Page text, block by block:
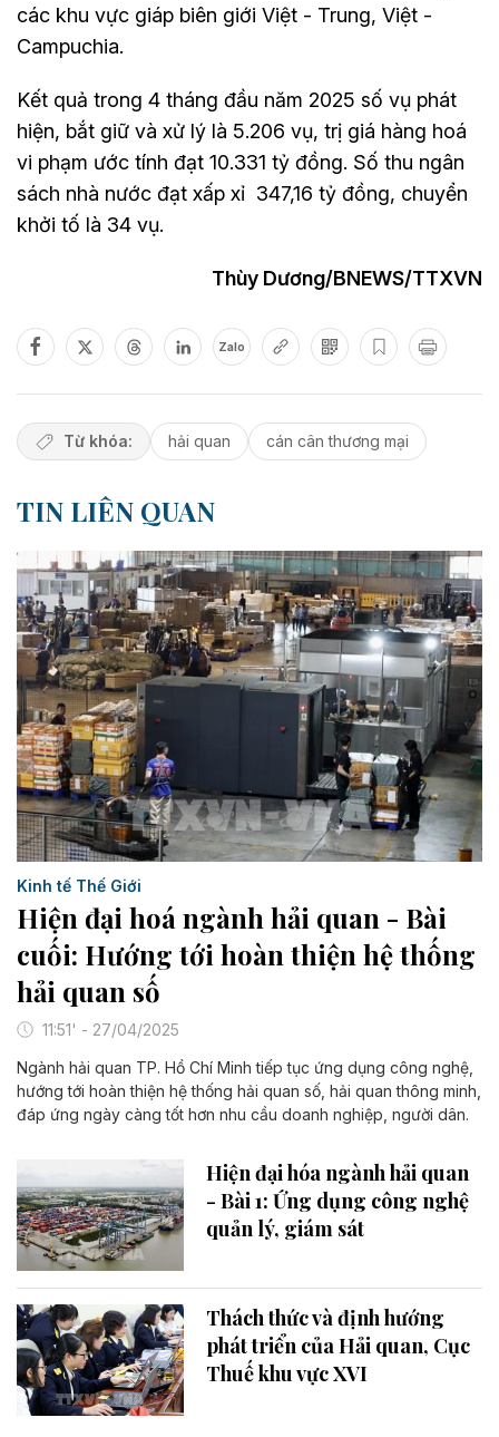
các khu vực giáp biên giới Việt - Trung, Việt -
Campuchia.
Kết quả trong 4 tháng đầu năm 2025 số vụ phát
hiện, bắt giữ và xử lý là 5.206 vụ, trị giá hàng hoá
vi phạm ước tính đạt 10.331 tỷ đồng. Số thu ngân
sách nhà nước đạt xấp xỉ 347,16 tỷ đồng, chuyển
khởi tố là 34 vụ.
Thùy Dương/BNEWS/TTXVN
Zalo
Từ khóa: hải quan cán cân thương mại
TIN LIÊN QUAN
Kinh tế Thế Giới
Hiện đại hoá ngành hải quan - Bài
cuối: Hướng tới hoàn thiện hệ thống
hải quan số
11:51' - 27/04/2025
Ngành hải quan TP. Hồ Chí Minh tiếp tục ứng dụng công nghệ,
hướng tới hoàn thiện hệ thống hải quan số, hải quan thông minh,
đáp ứng ngày càng tốt hơn nhu cầu doanh nghiệp, người dân.
Hiện đại hóa ngành hải quan
- Bài 1: Ứng dụng công nghệ
quản lý, giám sát
Thách thức và định hướng
phát triển của Hải quan, Cục
Thuế khu vực XVI